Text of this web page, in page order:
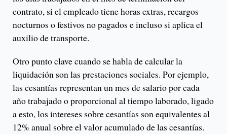
contrato, si el empleado tiene horas extras, recargos
nocturnos o festivos no pagados e incluso si aplica el
auxilio de transporte.
Otro punto clave cuando se habla de calcular la
liquidación son las prestaciones sociales. Por ejemplo,
las cesantías representan un mes de salario por cada
año trabajado o proporcional al tiempo laborado, ligado
a esto, los intereses sobre cesantías son equivalentes al
12% anual sobre el valor acumulado de las cesantías.